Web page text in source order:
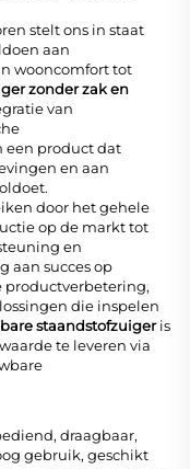
stelt ons in staat
aan
wooncomfort tot
zonder zak en
van
een product dat
en aan
door het gehele
op de markt tot
en
aan succes op
die inspelen
staandstofzuigeris
te leveren via
draagbaar,
gebruik, geschikt